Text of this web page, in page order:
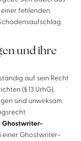
fehlenden
und ihre
auf sein Recht
(§ 13 UrhG).
sind unwirksam.
Ghostwriter-
einer Ghostwriter-